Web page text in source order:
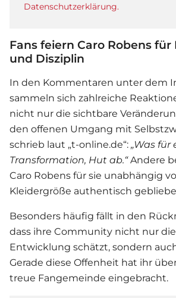
Datenschutzerklärung.
Fans feiern Caro Robens
und Disziplin
In den Kommentaren unter dem
sammeln sich zahlreiche
nicht nur die sichtbare
den offenen Umgang mit
schrieb laut „t-online.de“: „Was für
Transformation, Hut ab.“Andere
Caro Robens für sie unabhängig
Kleidergröße authentisch
Besonders häufig fällt in den
dass ihre Community nicht nur
Entwicklung schätzt, sondern
Gerade diese Offenheit hat ihr
treue Fangemeinde eingebracht.